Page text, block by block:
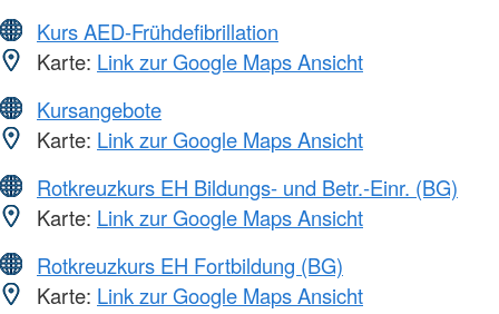
Kurs AED-Frühdefibrillation
Karte: Link zur Google Maps Ansicht
Kursangebote
Karte: Link zur Google Maps Ansicht
Rotkreuzkurs EH Bildungs- und Betr.-Einr. (BG)
Karte: Link zur Google Maps Ansicht
Rotkreuzkurs EH Fortbildung (BG)
Karte: Link zur Google Maps Ansicht